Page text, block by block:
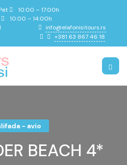
10:00 – 17:00h
10:00 – 14:00h
info@elafonisitours.rs
+381 63 867 46 18
BEACH 4*
- avio